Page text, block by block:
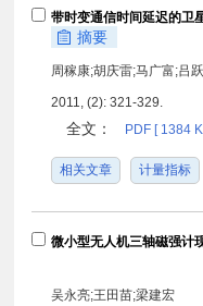
带时变通信时间延迟的卫
摘要
周稼康;胡庆雷;马广富;吕
2011, (2): 321-329.
全文： PDF [ 1384
相关文章 计量指标
微小型无人机三轴磁强计
吴永亮;王田苗;梁建宏